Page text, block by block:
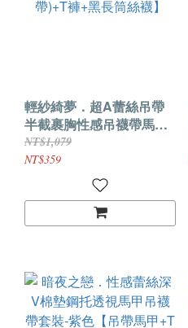
輕紗綺夢．超A蕾絲吊帶
半截裹胸性感吊襪帶馬甲-
黑色【馬甲(含吊襪帶)+T
褲+黑長筒絲襪】
NT$1,079
NT$359